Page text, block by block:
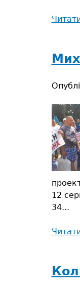
12
34...